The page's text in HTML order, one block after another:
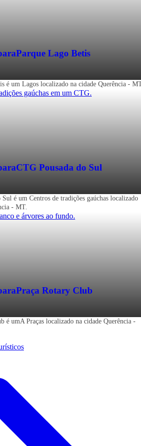
Parque Lago Betis
é um Lagos localizado na cidade Querência -
CTG Pousada do Sul
Sul é um Centros de tradições gaúchas localizado
- MT.
Praça Rotary Club
é umA Praças localizado na cidade Querência -